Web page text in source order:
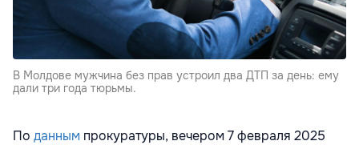
В Молдове мужчина без прав устроил два ДТП за день: ему
дали три года тюрьмы.
По данным прокуратуры, вечером 7 февраля 2025